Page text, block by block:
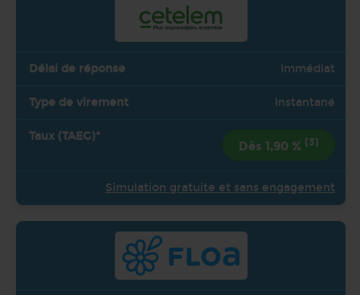
Immédiat
Instantané
Dès 1,90 % (3)
Simulation gratuite et sans engagement